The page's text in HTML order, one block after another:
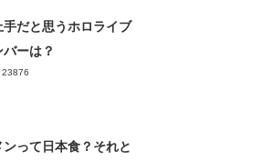
手だと思うホロライブ
ーは？
23876
ンって日本食？それと